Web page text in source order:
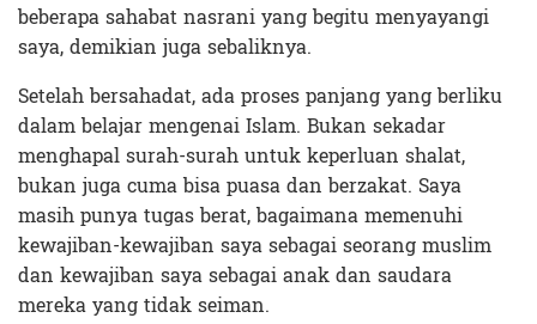
beberapa sahabat nasrani yang begitu menyayangi
saya, demikian juga sebaliknya.
Setelah bersahadat, ada proses panjang yang berliku
dalam belajar mengenai Islam. Bukan sekadar
menghapal surah-surah untuk keperluan shalat,
bukan juga cuma bisa puasa dan berzakat. Saya
masih punya tugas berat, bagaimana memenuhi
kewajiban-kewajiban saya sebagai seorang muslim
dan kewajiban saya sebagai anak dan saudara
mereka yang tidak seiman.